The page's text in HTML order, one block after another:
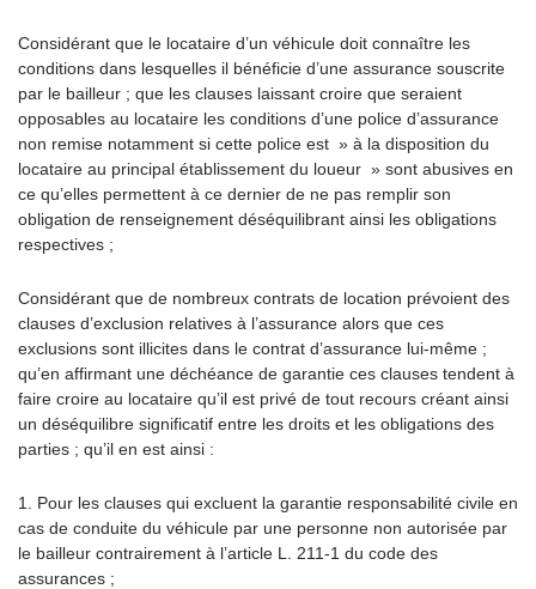
Considérant que le locataire d’un véhicule doit connaître les
conditions dans lesquelles il bénéficie d’une assurance souscrite
par le bailleur ; que les clauses laissant croire que seraient
opposables au locataire les conditions d’une police d’assurance
non remise notamment si cette police est » à la disposition du
locataire au principal établissement du loueur » sont abusives en
ce qu’elles permettent à ce dernier de ne pas remplir son
obligation de renseignement déséquilibrant ainsi les obligations
respectives ;
Considérant que de nombreux contrats de location prévoient des
clauses d’exclusion relatives à l’assurance alors que ces
exclusions sont illicites dans le contrat d’assurance lui-même ;
qu’en affirmant une déchéance de garantie ces clauses tendent à
faire croire au locataire qu’il est privé de tout recours créant ainsi
un déséquilibre significatif entre les droits et les obligations des
parties ; qu’il en est ainsi :
1. Pour les clauses qui excluent la garantie responsabilité civile en
cas de conduite du véhicule par une personne non autorisée par
le bailleur contrairement à l’article L. 211-1 du code des
assurances ;